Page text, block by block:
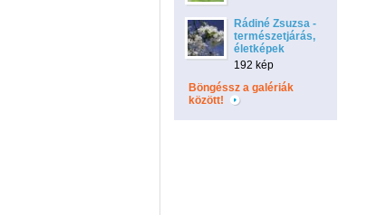
Rádiné Zsuzsa -
természetjárás,
életképek
192 kép
Böngéssz a galériák
között!